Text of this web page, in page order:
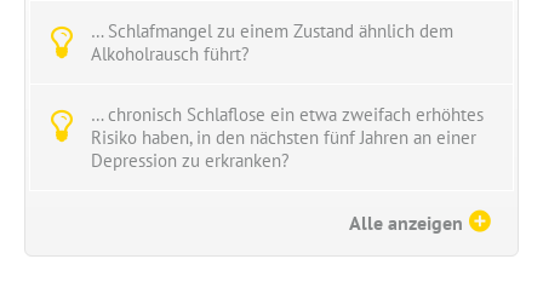
… Schlafmangel zu einem Zustand ähnlich dem
Alkoholrausch führt?
… chronisch Schlaflose ein etwa zweifach erhöhtes
Risiko haben, in den nächsten fünf Jahren an einer
Depression zu erkranken?
… fast ein Viertel aller Autounfälle mit Todesfolge
zurückzuführen ist?
Alle anzeigen